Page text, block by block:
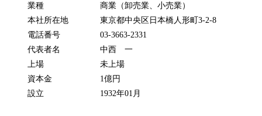
業種
商業（卸売業、小売業）
本社所在地
東京都中央区日本橋人形町3-2-8
電話番号
03-3663-2331
代表者名
中西 一
上場
未上場
資本金
1億円
設立
1932年01月